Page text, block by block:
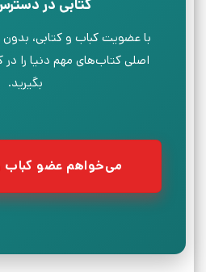
کتابی در
با عضویت کباب و کتابی،
بگیرید.
می‌خواهم عضو کباب